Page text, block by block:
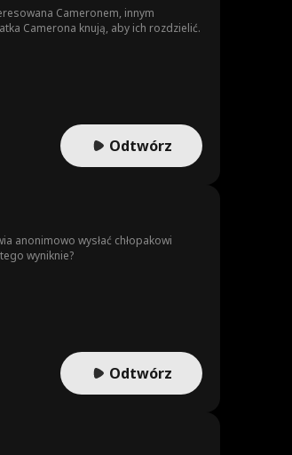
Cameronem, innym
Camerona knują, aby ich rozdzielić.
Odtwórz
anonimowo wysłać chłopakowi
wyniknie?
Odtwórz